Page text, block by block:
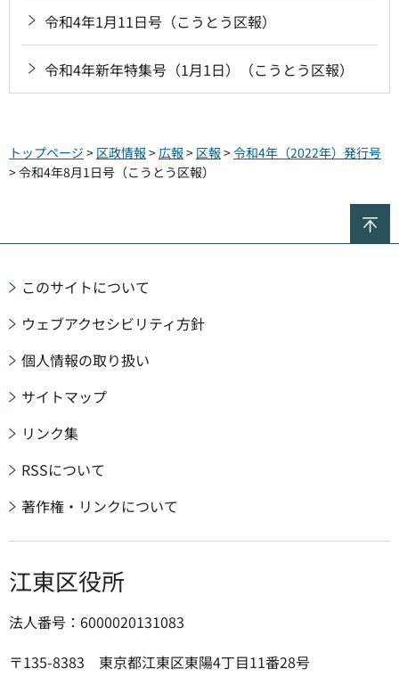
令和4年1月11日号（こうとう区報）
令和4年新年特集号（1月1日）（こうとう区報）
トップページ > 区政情報 > 広報 > 区報 >令和4年（2022年）発行号
> 令和4年8月1日号（こうとう区報）
このサイトについて
ウェブアクセシビリティ方針
個人情報の取り扱い
サイトマップ
リンク集
RSSについて
著作権・リンクについて
江東区役所
法人番号：6000020131083
〒135-8383 東京都江東区東陽4丁目11番28号